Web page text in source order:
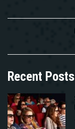
Recent Posts